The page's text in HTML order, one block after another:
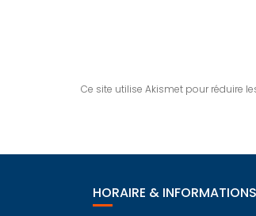
Ce site utilise Akismet pour réduire
HORAIRE & INFORMATIONS